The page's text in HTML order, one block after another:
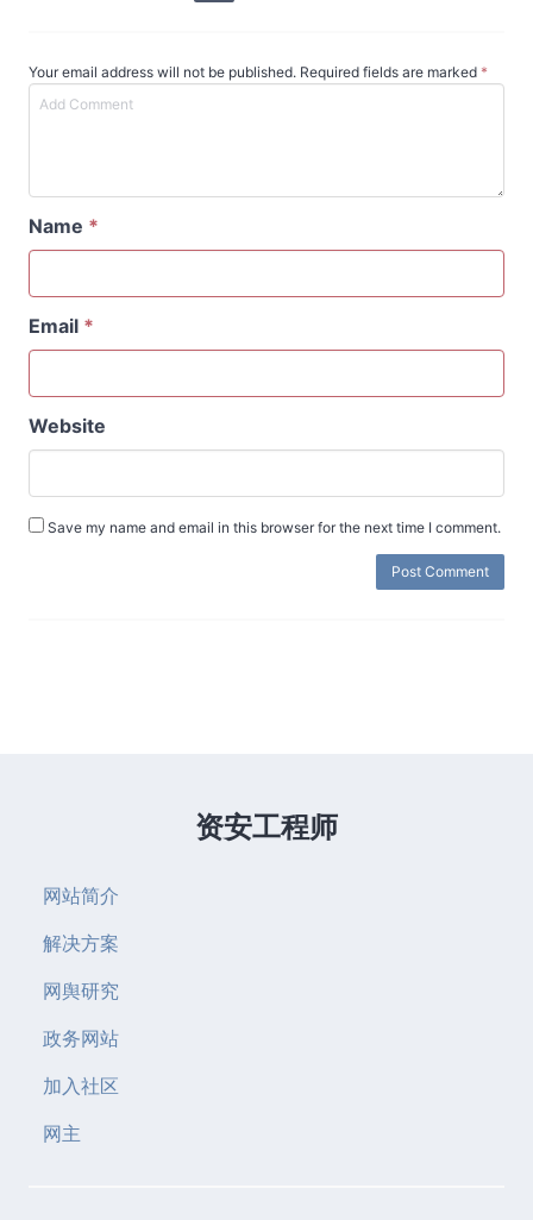
Your email address will not be published. Required fields are marked *
Name *
Email *
Website
Save my name and email in this browser for the next time I comment.
资安工程师
网站简介
解决方案
网舆研究
政务网站
加入社区
网主